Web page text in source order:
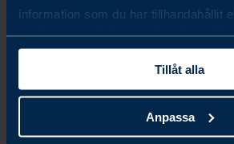
information som du har tillhandahållit
samlat in när du har använt deras
Tillåt alla
Anpassa
Experter som föreläsare
Anna Arnefalk arbetar på Business
med frihandels-och ursprungsfrågor